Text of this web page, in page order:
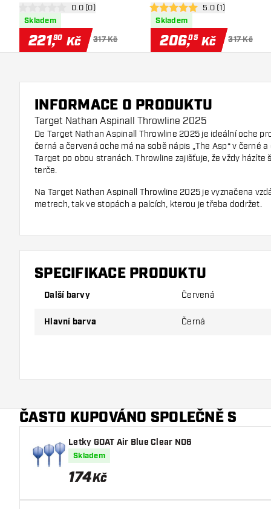
otevřít panel recenzí
0 hodnoticí hvězdičky
0.0 (0)
Skladem
221,90 Kč 317 Kč
otevřít panel recenzí
5 hodnoticí hvězdičky
5.0 (1)
Skladem
206,05 Kč 317 Kč
INFORMACE O PRODUKTU
Target Nathan Aspinall Throwline 2025
De Target Nathan Aspinall Throwline 2025 je ideální oche
černá a červená oche má na sobě nápis „The Asp“ v černé
Target po obou stranách. Throwline zajišťuje, že vždy házíte
terče.
Na Target Nathan Aspinall Throwline 2025 je vyznačena
metrech, tak ve stopách a palcích, kterou je třeba dodržet.
SPECIFIKACE PRODUKTU
Další barvy Červená
Hlavní barva Černá
ČASTO KUPOVÁNO SPOLEČNĚ S
Letky GOAT Air Blue Clear NO6
Skladem
174Kč